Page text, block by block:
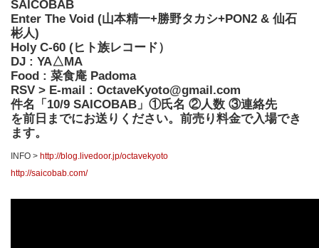
SAICOBAB
Enter The Void (山本精一+勝野タカシ+PON2 & 仙石
彬人)
Holy C-60 (ヒト族レコード）
DJ : YA△MA
Food : 菜食庵 Padoma
RSV > E-mail : OctaveKyoto@gmail.com
件名「10/9 SAICOBAB」①氏名 ②人数 ③連絡先
を前日までにお送りください。前売り料金で入場でき
ます。
INFO > http://blog.livedoor.jp/octavekyoto
http://saicobab.com/